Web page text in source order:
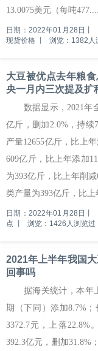
13.0075美元（每吨477....
日期：2022年01月28日
现货价格
浏览：1382人
大豆被优点去年粮
央一月内三次提及扩
数据显示，2021年全
亿斤，删加2.0%，持续
产量12655亿斤，比上
609亿斤，比上年添加
为393亿斤，比上年削
类产量为393亿斤，比
日期：2022年01月28日
点
浏览：1426人浏览过
2021年上半年我国
回事吗
据海关统计，本年上
期（下同）添加8.7%
3372.7元，上落22.8%
392.3亿元，删加